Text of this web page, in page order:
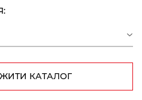
КАТАЛОГ